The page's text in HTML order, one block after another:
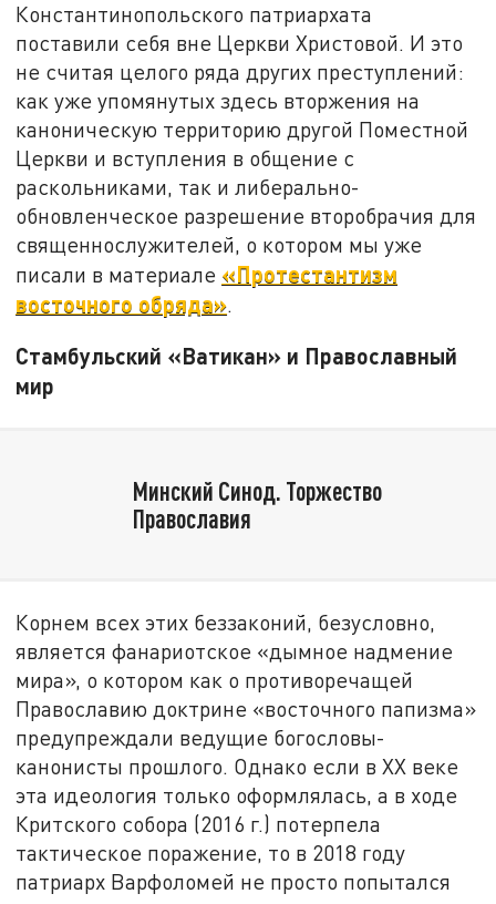
Константинопольского патриархата
поставили себя вне Церкви Христовой. И это
не считая целого ряда других преступлений:
как уже упомянутых здесь вторжения на
каноническую территорию другой Поместной
Церкви и вступления в общение с
раскольниками, так и либерально-
обновленческое разрешение второбрачия для
священнослужителей, о котором мы уже
писали в материале «Протестантизм
восточного обряда».
Стамбульский «Ватикан» и Православный
мир
Минский Синод. Торжество
Православия
Корнем всех этих беззаконий, безусловно,
является фанариотское «дымное надмение
мира», о котором как о противоречащей
Православию доктрине «восточного папизма»
предупреждали ведущие богословы-
канонисты прошлого. Однако если в XX веке
эта идеология только оформлялась, а в ходе
Критского собора (2016 г.) потерпела
тактическое поражение, то в 2018 году
патриарх Варфоломей не просто попытался